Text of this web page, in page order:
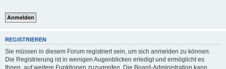
REGISTRIEREN
Sie müssen in diesem Forum registriert sein, um sich anmelden zu können.
Die Registrierung ist in wenigen Augenblicken erledigt und ermöglicht es
Ihnen, auf weitere Funktionen zuzugreifen. Die Board-Administration kann